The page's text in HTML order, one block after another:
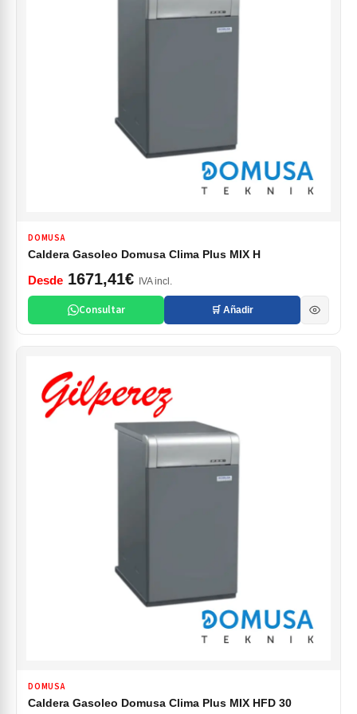
DOMUSA
Caldera Gasoleo Domusa Clima Plus MIX H
Desde 1671,41€ IVA incl.
Consultar 🛒 Añadir
DOMUSA
Caldera Gasoleo Domusa Clima Plus MIX HFD 30